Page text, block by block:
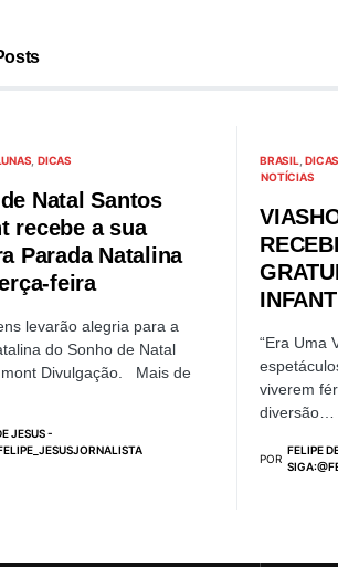
DICAS
Natal Santos
recebe a sua
Parada Natalina
feira
levarão alegria para a
do Sonho de Natal
Divulgação. Mais de
JESUS -
BRASIL DICAS
NOTÍCIAS
“Era Uma
viverem
diversão…
POR
FELIPE